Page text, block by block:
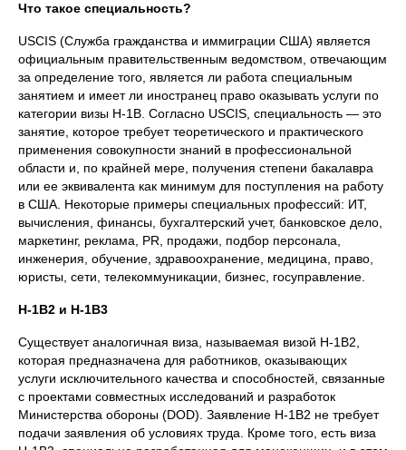
Что такое специальность?
USCIS (Служба гражданства и иммиграции США) является
официальным правительственным ведомством, отвечающим
за определение того, является ли работа специальным
занятием и имеет ли иностранец право оказывать услуги по
категории визы H-1B. Согласно USCIS, специальность — это
занятие, которое требует теоретического и практического
применения совокупности знаний в профессиональной
области и, по крайней мере, получения степени бакалавра
или ее эквивалента как минимум для поступления на работу
в США. Некоторые примеры специальных профессий: ИТ,
вычисления, финансы, бухгалтерский учет, банковское дело,
маркетинг, реклама, PR, продажи, подбор персонала,
инженерия, обучение, здравоохранение, медицина, право,
юристы, сети, телекоммуникации, бизнес, госуправление.
H-1B2 и H-1B3
Существует аналогичная виза, называемая визой H-1B2,
которая предназначена для работников, оказывающих
услуги исключительного качества и способностей, связанные
с проектами совместных исследований и разработок
Министерства обороны (DOD). Заявление H-1B2 не требует
подачи заявления об условиях труда. Кроме того, есть виза